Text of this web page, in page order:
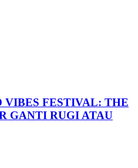
VIBES FESTIVAL: THE
GANTI RUGI ATAU